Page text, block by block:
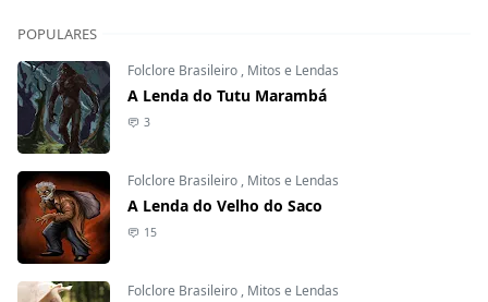
POPULARES
Folclore Brasileiro , Mitos e Lendas
A Lenda do Tutu Marambá
3
Folclore Brasileiro , Mitos e Lendas
A Lenda do Velho do Saco
15
Folclore Brasileiro , Mitos e Lendas